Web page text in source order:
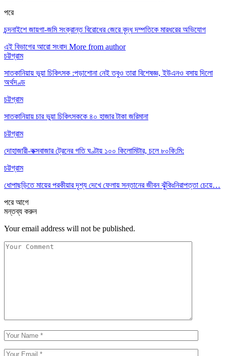
পরে
চন্দনাইশে জায়গা-জমি সংক্রান্ত বিরোধের জেরে বৃদ্ধ দম্পতিকে মারধরের অভিযোগ
এই বিভাগের আরো সংবাদ More from author
চট্টগ্রাম
সাতকানিয়ায় ভূয়া চিকিৎসক :পড়াশোনা নেই তবুও তারা বিশেষজ্ঞ, ইউএনও বসায় দিলো
অর্থদণ্ড
চট্টগ্রাম
সাতকানিয়ায় চার ভুয়া চিকিৎসককে ৪০ হাজার টাকা জরিমানা
চট্টগ্রাম
দোহাজারী-কক্সবাজার ট্রেনের গতি ঘণ্টায় ১০০ কিলোমিটার, চলে ৮০কি:মি:
চট্টগ্রাম
ধোপাছড়িতে মায়ের পরকীয়ার দৃশ্য দেখে ফেলায় সন্তানের জীবন ঝুঁকিঃনিরাপত্তা চেয়ে…
পরেআগে
মন্তব্য করুন
Your email address will not be published.